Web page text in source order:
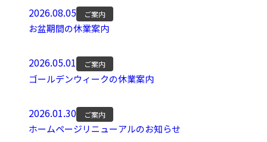
2026.08.05 ご案内
お盆期間の休業案内
2026.05.01 ご案内
ゴールデンウィークの休業案内
2026.01.30 ご案内
ホームページリニューアルのお知らせ